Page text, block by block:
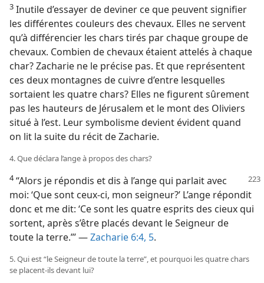
3 Inutile d’essayer de deviner ce que peuvent signifier
les différentes couleurs des chevaux. Elles ne servent
qu’à différencier les chars tirés par chaque groupe de
chevaux. Combien de chevaux étaient attelés à chaque
char? Zacharie ne le précise pas. Et que représentent
ces deux montagnes de cuivre d’entre lesquelles
sortaient les quatre chars? Elles ne figurent sûrement
pas les hauteurs de Jérusalem et le mont des Oliviers
situé à l’est. Leur symbolisme devient évident quand
on lit la suite du récit de Zacharie.
4. Que déclara l’ange à propos des chars?
4“Alors je répondis et dis à l’ange qui parlait avec
moi: ‘Que sont ceux-ci, mon seigneur?’ L’ange répondit
donc et me dit: ‘Ce sont les quatre esprits des cieux qui
sortent, après s’être placés devant le Seigneur de
toute la terre.”’ —Zacharie 6:4, 5.
5. Qui est “le Seigneur de toute la terre”, et pourquoi les quatre chars
se placent-​ils devant lui?